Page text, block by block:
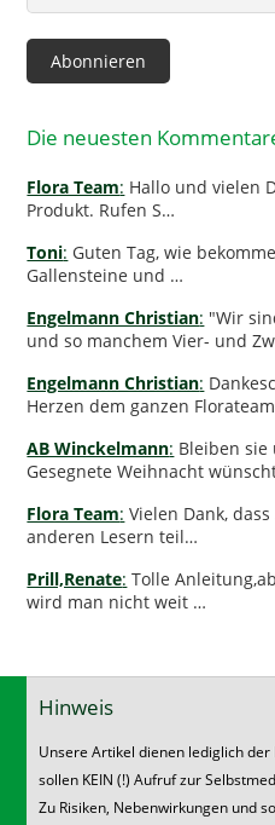
Mail-
Adresse
Abonnieren
Die neuesten
Flora Team: Hallo und vielen
Produkt. Rufen S…
Toni: Guten Tag, wie
Gallensteine und …
Engelmann Christian: "Wir
und so manchem Vier- und
Engelmann Christian:
Herzen dem ganzen
AB Winckelmann: Bleiben sie
Gesegnete Weihnacht
Flora Team: Vielen Dank,
anderen Lesern teil…
Prill,Renate: Tolle
wird man nicht weit …
Hinweis
Unsere Artikel dienen lediglich
sollen KEIN (!) Aufruf zur
Zu Risiken, Nebenwirkungen und